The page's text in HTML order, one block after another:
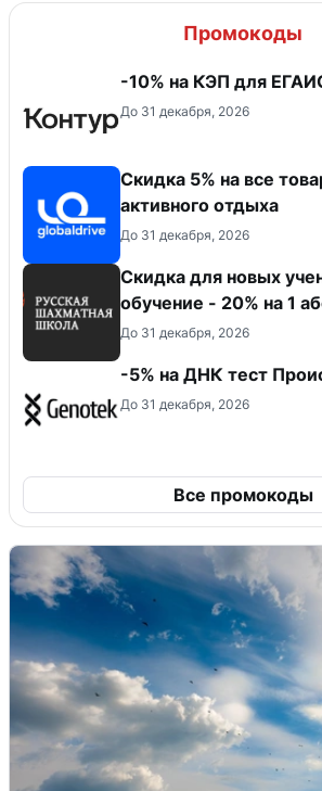
Промокоды
-10% на КЭП для
До 31 декабря, 2026
Скидка 5% на все
активного отдыха
До 31 декабря, 2026
Скидка для новых
обучение - 20% на 1
До 31 декабря, 2026
-5% на ДНК тест
До 31 декабря, 2026
Все промокоды